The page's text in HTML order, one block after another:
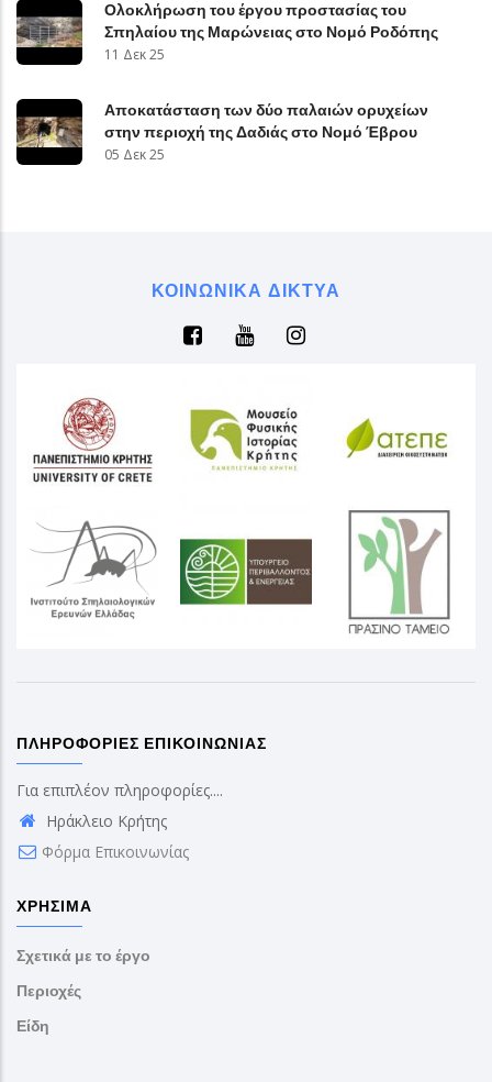
Ολοκλήρωση του έργου προστασίας του
Σπηλαίου της Μαρώνειας στο Νομό Ροδόπης
11 Δεκ 25
Αποκατάσταση των δύο παλαιών ορυχείων
στην περιοχή της Δαδιάς στο Νομό Έβρου
05 Δεκ 25
ΚΟΙΝΩΝΙΚΆ ΔΊΚΤΥΑ
ΠΛΗΡΟΦΟΡΊΕΣ ΕΠΙΚΟΙΝΩΝΊΑΣ
Για επιπλέον πληροφορίες....
Ηράκλειο Κρήτης
Φόρμα Επικοινωνίας
ΧΡΉΣΙΜΑ
Σχετικά με το έργο
Περιοχές
Είδη